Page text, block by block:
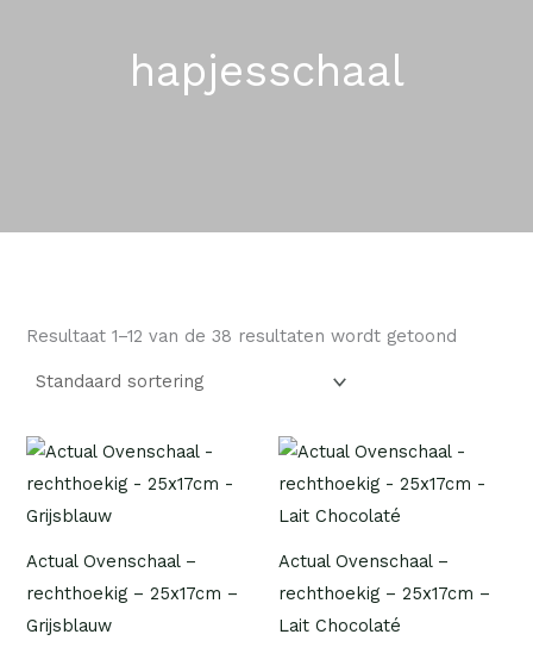
hapjesschaal
Resultaat 1–12 van de 38 resultaten wordt getoond
Actual Ovenschaal –
rechthoekig – 25x17cm –
Grijsblauw
Actual Ovenschaal –
rechthoekig – 25x17cm –
Lait Chocolaté